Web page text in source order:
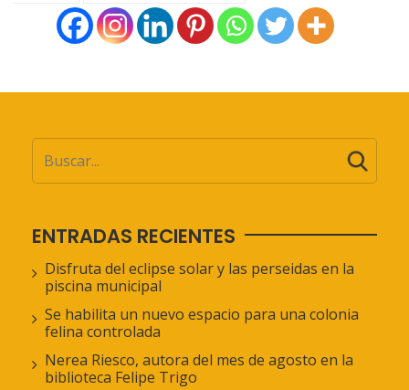
ENTRADAS RECIENTES
Disfruta del eclipse solar y las perseidas en la
piscina municipal
Se habilita un nuevo espacio para una colonia
felina controlada
Nerea Riesco, autora del mes de agosto en la
biblioteca Felipe Trigo